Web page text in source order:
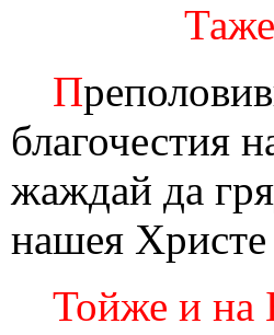
П
благочестия
жаждай да
нашея Христе
Тойже и на